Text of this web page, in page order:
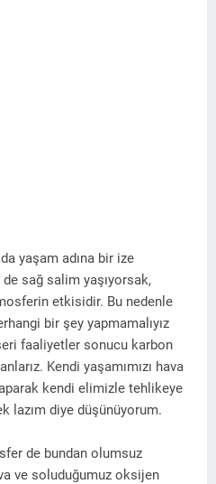
yaşam adına bir ize
sağ salim yaşıyorsak,
etkisidir. Bu nedenle
bir şey yapmamalıyız
faaliyetler sonucu karbon
Kendi yaşamımızı hava
kendi elimizle tehlikeye
lazım diye düşünüyorum.
de bundan olumsuz
ve soluduğumuz oksijen